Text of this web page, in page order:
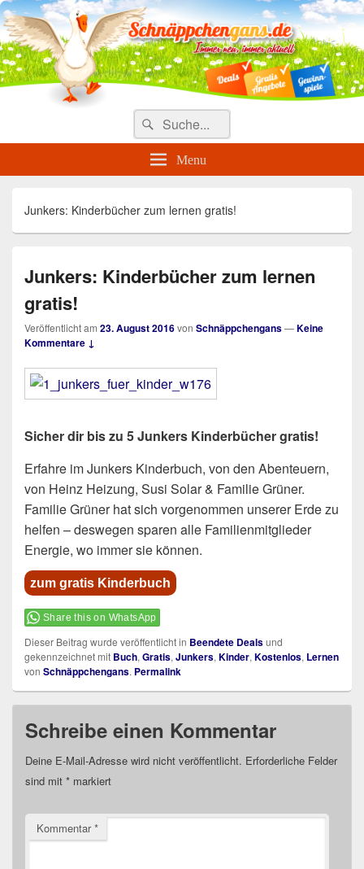
Täglich die besten Gewinnspiele
und Angebote
Search
for:
Suche
Menu
Junkers: Kinderbücher zum lernen gratis!
Junkers: Kinderbücher zum lernen
gratis!
Veröffentlicht am 23. August 2016von Schnäppchengans—Keine
Kommentare ↓
Sicher dir bis zu 5 Junkers Kinderbücher gratis!
Erfahre im Junkers Kinderbuch, von den Abenteuern,
von Heinz Heizung, Susi Solar & Familie Grüner.
Familie Grüner hat sich vorgenommen unserer Erde zu
helfen – deswegen sparen alle Familienmitglieder
Energie, wo immer sie können.
zum gratis Kinderbuch
Share this on WhatsApp
Dieser Beitrag wurde veröffentlicht in Beendete Dealsund
gekennzeichnet mit Buch, Gratis, Junkers, Kinder, Kostenlos, Lernen
von Schnäppchengans. Permalink
Schreibe einen Kommentar
Deine E-Mail-Adresse wird nicht veröffentlicht. Erforderliche Felder
sind mit * markiert
Kommentar*